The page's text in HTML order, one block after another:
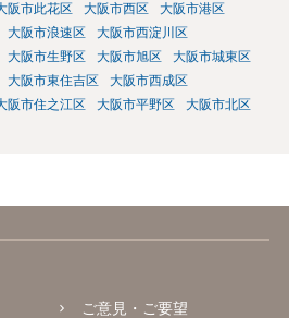
阪市此花区 大阪市西区
大阪市港区
大阪市浪速区
大阪市西淀川区
大阪市生野区 大阪市旭区
大阪市城東区
大阪市東住吉区
大阪市西成区
阪市住之江区 大阪市平野区
大阪市北区
ご意見・ご要望